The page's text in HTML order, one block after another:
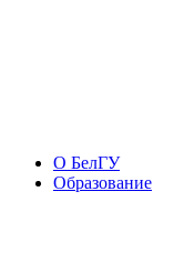
О БелГУ
Образование